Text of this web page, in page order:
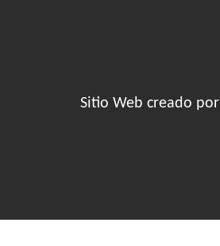
Sitio Web creado por